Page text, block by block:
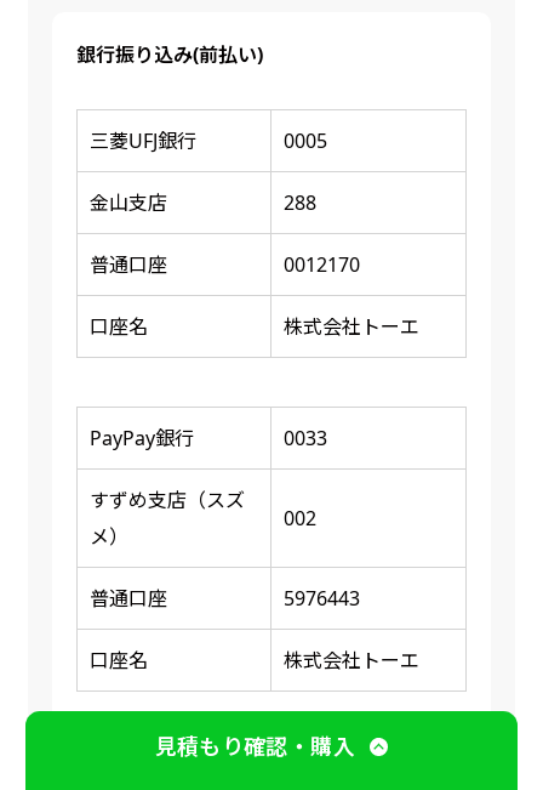
銀行振り込み(前払い)
三菱UFJ銀行 0005
金山支店 288
普通口座 0012170
口座名 株式会社トーエ
PayPay銀行 0033
すずめ支店（スズ
メ）
002
普通口座 5976443
口座名 株式会社トーエ
※ 振り込み確認後に商品の印刷又は発送
見積もり確認・購入